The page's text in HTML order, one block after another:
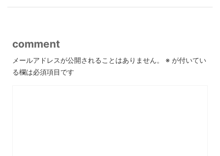
comment
メールアドレスが公開されることはありません。 ※ が付いてい
る欄は必須項目です